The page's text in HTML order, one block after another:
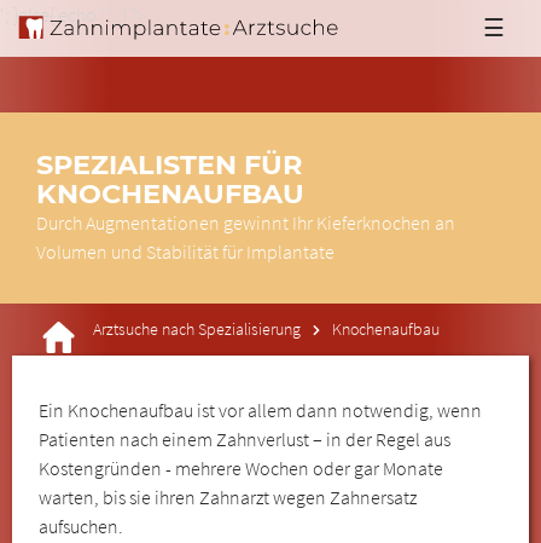
'; }else{ echo ' '; } ?> ☰
SPEZIALISTEN FÜR
KNOCHENAUFBAU
Durch Augmentationen gewinnt Ihr Kieferknochen an
Volumen und Stabilität für Implantate
Arztsuche nach Spezialisierung Knochenaufbau
Ein Knochenaufbau ist vor allem dann notwendig, wenn
Patienten nach einem Zahnverlust – in der Regel aus
Kostengründen - mehrere Wochen oder gar Monate
warten, bis sie ihren Zahnarzt wegen Zahnersatz
aufsuchen.